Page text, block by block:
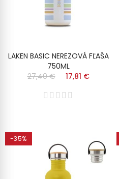
LAKEN BASIC NEREZOVÁ FĽAŠA
750ML
27,40 €
17,81 €
-35%